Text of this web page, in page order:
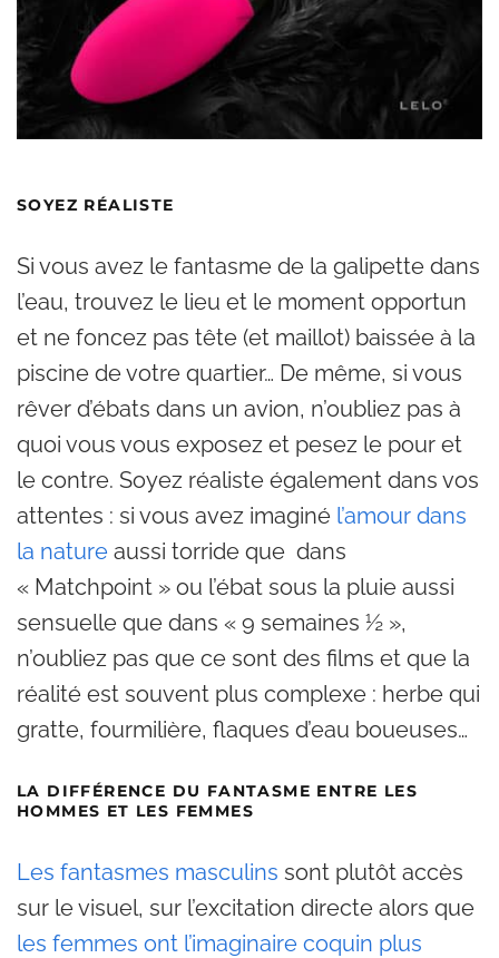
SOYEZ RÉALISTE
Si vous avez le fantasme de la galipette dans
l’eau, trouvez le lieu et le moment opportun
et ne foncez pas tête (et maillot) baissée à la
piscine de votre quartier… De même, si vous
rêver d’ébats dans un avion, n’oubliez pas à
quoi vous vous exposez et pesez le pour et
le contre. Soyez réaliste également dans vos
attentes : si vous avez imaginé l’amour dans
la nature aussi torride que dans
« Matchpoint » ou l’ébat sous la pluie aussi
sensuelle que dans « 9 semaines ½ »,
n’oubliez pas que ce sont des films et que la
réalité est souvent plus complexe : herbe qui
gratte, fourmilière, flaques d’eau boueuses…
LA DIFFÉRENCE DU FANTASME ENTRE LES
HOMMES ET LES FEMMES
Les fantasmes masculins sont plutôt accès
sur le visuel, sur l’excitation directe alors que
les femmes ont l’imaginaire coquin plus